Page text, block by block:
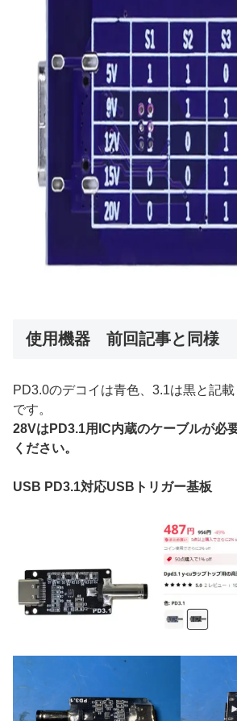
使用機器 前回記事と同様
PD3.0のデコイは青色、3.1は黒と記
です。
28VはPD3.1用IC内蔵のケーブルが必
ください。
USB PD3.1対応USBトリガー基板